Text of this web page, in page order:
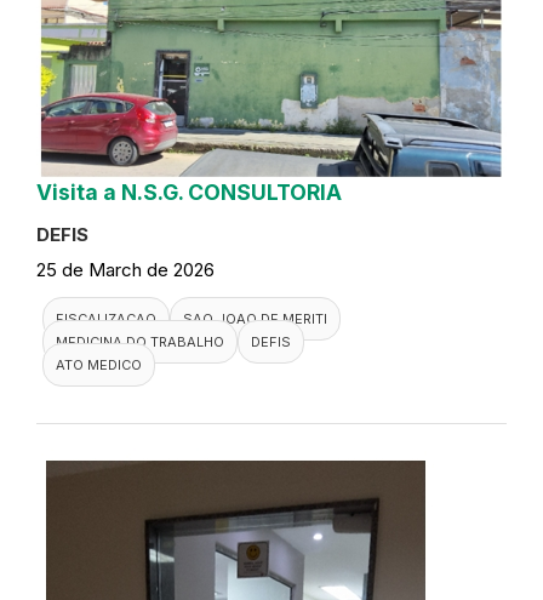
Visita a N.S.G. CONSULTORIA
DEFIS
25 de March de 2026
FISCALIZACAO
SAO JOAO DE MERITI
MEDICINA DO TRABALHO
DEFIS
ATO MEDICO